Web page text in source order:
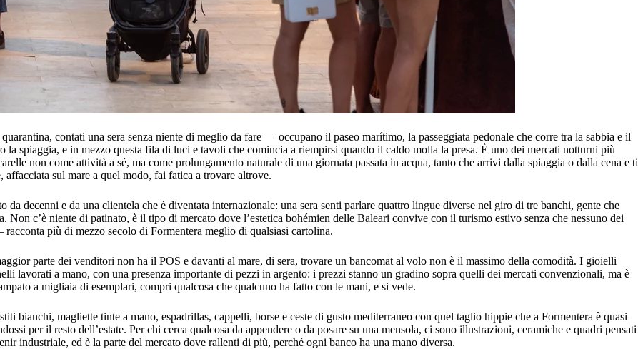
contati una sera senza niente di meglio da fare — occupano il paseo marítimo, la passeggiata pedonale che corre tra la sabbia e il
spiaggia, e in mezzo questa fila di luci e tavoli che comincia a riempirsi quando il caldo molla la presa. È uno dei mercati notturni più
non come attività a sé, ma come prolungamento naturale di una giornata passata in acqua, tanto che arrivi dalla spiaggia o dalla cena e ti
sul mare a quel modo, fai fatica a trovare altrove.
decenni e da una clientela che è diventata internazionale: una sera senti parlare quattro lingue diverse nel giro di tre banchi, gente che
c’è niente di patinato, è il tipo di mercato dove l’estetica bohémien delle Baleari convive con il turismo estivo senza che nessuno dei
più di mezzo secolo di Formentera meglio di qualsiasi cartolina.
parte dei venditori non ha il POS e davanti al mare, di sera, trovare un bancomat al volo non è il massimo della comodità. I gioielli
lavorati a mano, con una presenza importante di pezzi in argento: i prezzi stanno un gradino sopra quelli dei mercati convenzionali, ma è
a migliaia di esemplari, compri qualcosa che qualcuno ha fatto con le mani, e si vede.
bianchi, magliette tinte a mano, espadrillas, cappelli, borse e ceste di gusto mediterraneo con quel taglio hippie che a Formentera è quasi
per il resto dell’estate. Per chi cerca qualcosa da appendere o da posare su una mensola, ci sono illustrazioni, ceramiche e quadri pensati
industriale, ed è la parte del mercato dove rallenti di più, perché ogni banco ha una mano diversa.